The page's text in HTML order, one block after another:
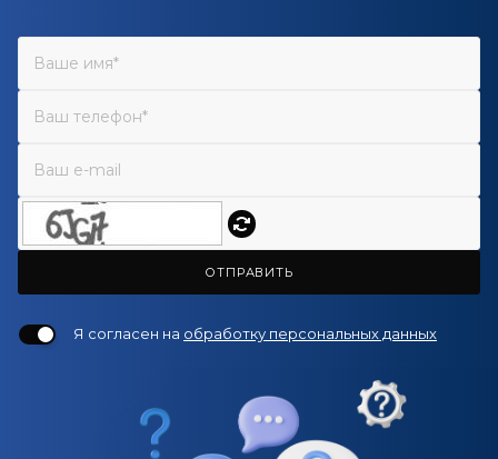
ОТПРАВИТЬ
Я согласен на обработку персональных данных